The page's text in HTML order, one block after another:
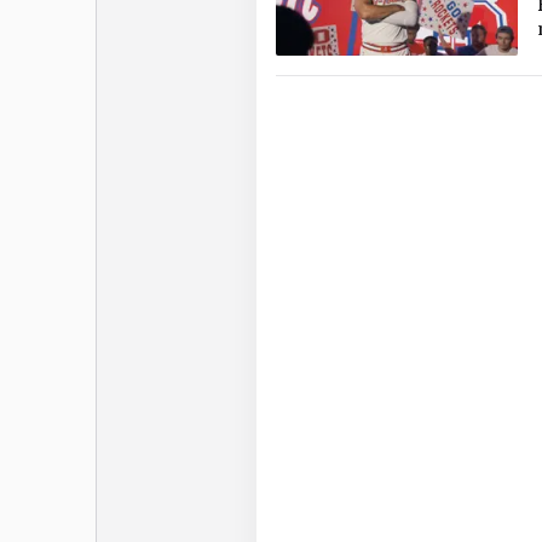
Amen Thompson est
beaucoup de prospects
lycée et de renoncer à
s’agit d’une nouvelle